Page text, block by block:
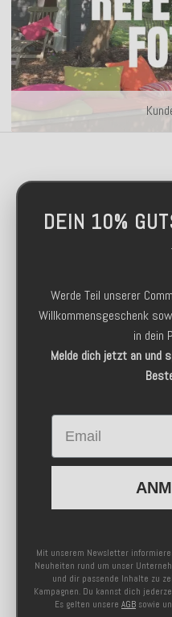
DEIN 10%
Werde Teil unserer
Willkommensgeschenk
in dein
Melde dich jetzt an und
Email
Mit unserem Newsletter
Neuheiten rund um unser
und dir passende Inhalte zu
Kampagnen. Du kannst dich
Es gelten unsere AGB sowie